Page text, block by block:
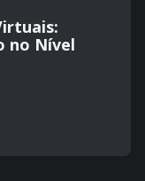
no Nível